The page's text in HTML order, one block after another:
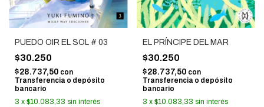
PUEDO OIR EL SOL # 03
$30.250
$28.737,50 con
Transferencia o depósito
bancario
3 x $10.083,33 sin interés
EL PRÍNCIPE DEL MAR
$30.250
$28.737,50 con
Transferencia o depósito
bancario
3 x $10.083,33 sin interés